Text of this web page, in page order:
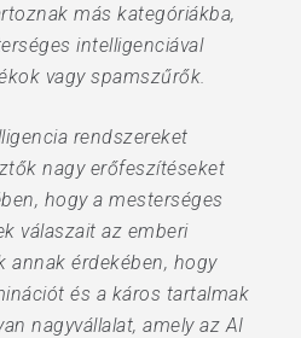
más kategóriákba,
intelligenciával
vagy spamszűrők.
rendszereket
nagy erőfeszítéseket
hogy a mesterséges
válaszait az emberi
annak érdekében, hogy
és a káros tartalmak
nagyvállalat, amely az AI